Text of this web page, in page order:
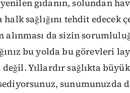
gıdanın, solundan
halk sağlığını tehdit edecek
da sizin
bu yolda bu görevleri
Yıllardır sağlıkta
sunumunuzda